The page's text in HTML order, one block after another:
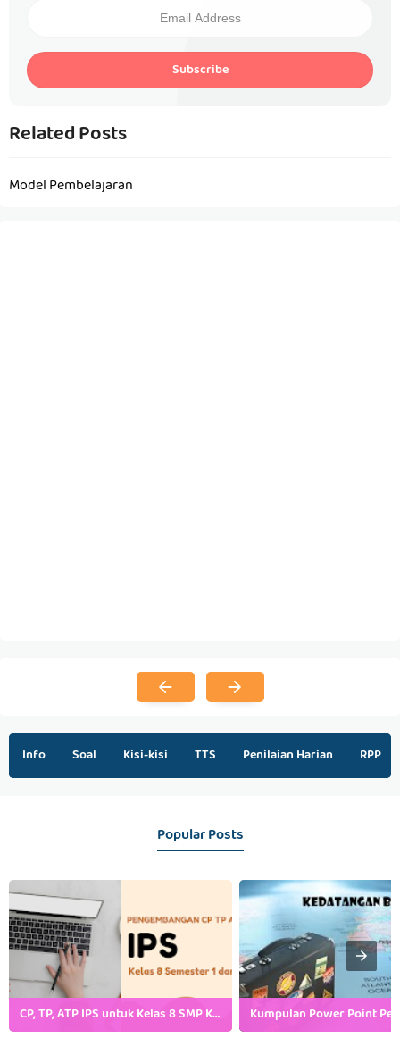
Subscribe
Related Posts
Model Pembelajaran
Info Soal Kisi-kisi TTS Penilaian Harian RPP
Popular Posts
CP, TP, ATP IPS untuk Kelas 8 SMP Kurikulum Merdeka